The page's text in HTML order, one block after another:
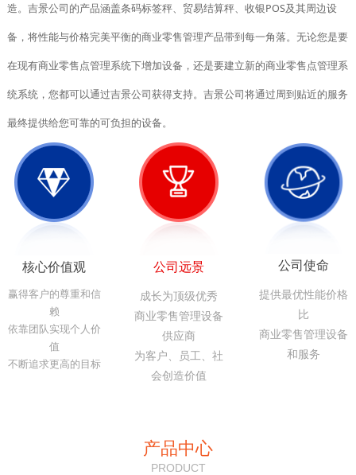
造。吉景公司的产品涵盖条码标签秤、贸易结算秤、收银POS及其周边设
备，将性能与价格完美平衡的商业零售管理产品带到每一角落。 无论您是要
在现有商业零售点管理系统下增加设备，还是要建立新的商业零售点管理系
统系统，您都可以通过吉景公司获得支持。吉景公司将通过周到贴近的服务
最终提供给您可靠的可负担的设备。
核心价值观
赢得客户的尊重和信
赖
依靠团队实现个人价
值
不断追求更高的目标
公司远景
成长为顶级优秀
商业零售管理设备
供应商
为客户、员工、社
会创造价值
公司使命
提供最优性能价格
比
商业零售管理设备
和服务
产品中心
PRODUCT